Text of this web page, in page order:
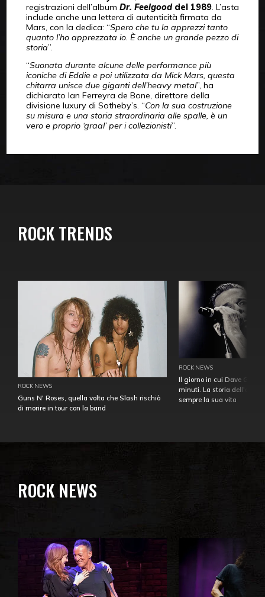
registrazioni dell’album Dr. Feelgooddel 1989. L’asta
include anche una lettera di autenticità firmata da
Mars, con la dedica: “Spero che tu la apprezzi tanto
quanto l’ho apprezzata io. È anche un grande pezzo di
storia”.
“Suonata durante alcune delle performance più
iconiche di Eddie e poi utilizzata da Mick Mars, questa
chitarra unisce due giganti dell’heavy metal”, ha
dichiarato Ian Ferreyra de Bone, direttore della
divisione luxury di Sotheby’s. “Con la sua costruzione
su misura e una storia straordinaria alle spalle, è un
vero e proprio ‘graal’ per i collezionisti”.
ROCK TRENDS
ROCK NEWS
Guns N' Roses, quella volta che Slash rischiò
di morire in tour con la band
ROCK NEWS
Il giorno in cui Dave
minuti. La storia
sempre la sua vita
ROCK NEWS